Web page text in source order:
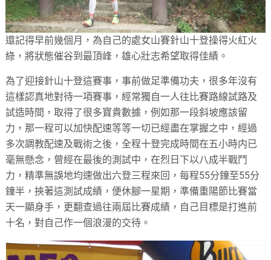
還記得早前幾個月，為自己的處女山賽針山十登操得火紅火
綠，將狀態催谷到最頂峰，雄心壯志希望取得佳績。
為了迎接針山十登這賽事，事前做足準備功夫，很多年沒有
這樣認真地對待一項賽事，經常獨自一人往比賽路線試路及
試造時間，取得了很多寶貴數據，例如那一段斜坡應該留
力，那一程可以加快配速等等一切已經盡在掌握之中，經過
多次調教配速及戰術之後，全程十登完成時間在五小時内已
毫無懸念，曾經在最後的測試中，在烈日下以八成半戰鬥
力，精準無誤地均速做出六登三程來回，每程55分鐘至55分
鐘半，挾著這測試成績，便休腳一星期，準備重陽節比賽當
天一顯身手，更翻查過往兩屆比賽成績，自己目標是打進前
十名，對自己作一個浪漫的交待。